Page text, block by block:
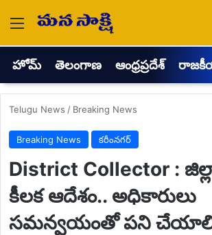
Menu
హోమ్ తెలంగాణ ఆంధ్రప్రదేశ్
Telugu News / Breaking News
Breaking News కరీంనగర్
District Collector :
కీలక ఆదేశం.. అధికారులు
సమన్వయంతో పని